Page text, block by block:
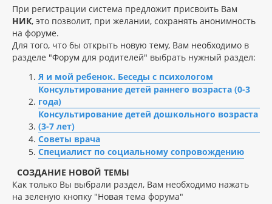
При регистрации система предложит присвоить Вам
НИК, это позволит, при желании, сохранять анонимность
на форуме.
Для того, что бы открыть новую тему, Вам необходимо в
разделе "Форум для родителей" выбрать нужный раздел:
Я и мой ребенок. Беседы с психологом
Консультирование детей раннего возраста (0-3
года)
Консультирование детей дошкольного возраста
(3-7 лет)
Советы врача
Специалист по социальному сопровождению
СОЗДАНИЕ НОВОЙ ТЕМЫ
Как только Вы выбрали раздел, Вам необходимо нажать
на зеленую кнопку "Новая тема форума"